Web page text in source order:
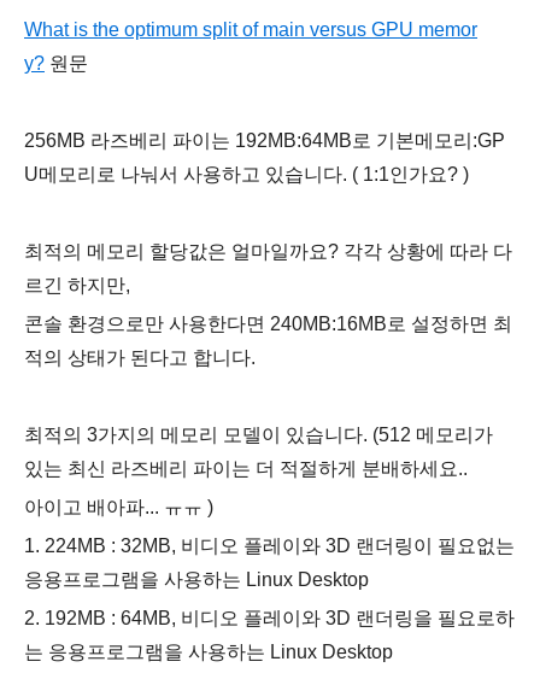
What is the optimum split of main versus GPU memor
y? 원문
256MB 라즈베리 파이는 192MB:64MB로 기본메모리:GP
U메모리로 나눠서 사용하고 있습니다. ( 1:1인가요? )
최적의 메모리 할당값은 얼마일까요? 각각 상황에 따라 다
르긴 하지만,
콘솔 환경으로만 사용한다면 240MB:16MB로 설정하면 최
적의 상태가 된다고 합니다.
최적의 3가지의 메모리 모델이 있습니다. (512 메모리가
있는 최신 라즈베리 파이는 더 적절하게 분배하세요..
아이고 배아파... ㅠㅠ )
1. 224MB : 32MB, 비디오 플레이와 3D 랜더링이 필요없는
응용프로그램을 사용하는 Linux Desktop
2. 192MB : 64MB, 비디오 플레이와 3D 랜더링을 필요로하
는 응용프로그램을 사용하는 Linux Desktop